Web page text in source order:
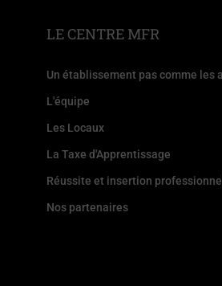
LE CENTRE MFR
Un établissement pas comme les
L'équipe
Les Locaux
La Taxe d'Apprentissage
Réussite et insertion
Nos partenaires